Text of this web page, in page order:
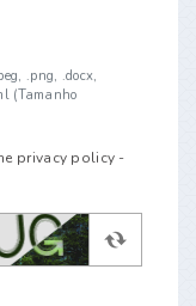
.png, .docx,
(Tamanho
privacy policy -